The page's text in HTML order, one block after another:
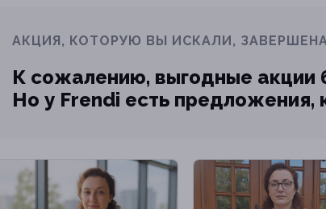
АКЦИЯ, КОТОРУЮ ВЫ ИСКАЛИ,
К сожалению, выгодные акции
Но у Frendi есть предложения,